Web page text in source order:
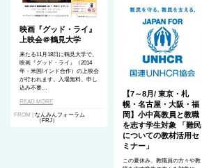
映画『グッド・ライ』
上映会＠鶴見大学
来たる11月18日に鶴見大学で、
映画『グッド・ライ』（2014
年・米国/インド合作）の上映会
が行われます。入場無料、申し
込み不要…
READ MORE
FROM | なんみんフォーラム
（FRJ）
【7～8月/ 東京・札
幌・名古屋・大阪・福
岡】小中高教員と教職
を志す学生対象 「難民
についての教材活用セ
ミナー」
この夏休み、教職員の方々や教